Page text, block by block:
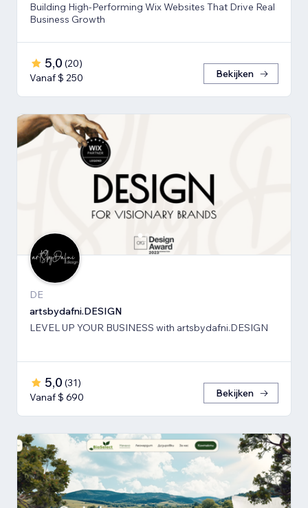
Building High-Performing Wix Websites That Drive Real
Business Growth
5,0 (20)
Vanaf $ 250
Bekijken
DE
artsbydafni.DESIGN
LEVEL UP YOUR BUSINESS with artsbydafni.DESIGN
5,0 (31)
Vanaf $ 690
Bekijken